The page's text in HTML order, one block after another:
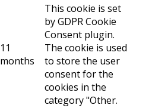
11
months
This cookie is set
by GDPR Cookie
Consent plugin.
The cookie is used
to store the user
consent for the
cookies in the
category "Other.